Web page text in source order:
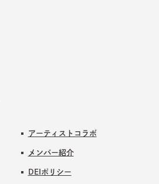
アーティストコラボ
メンバー紹介
DEIポリシー